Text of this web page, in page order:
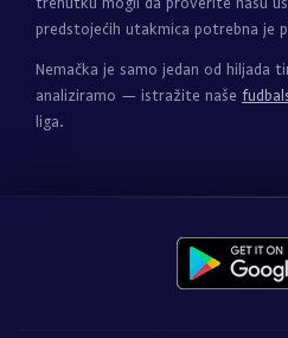
predstojećih utakmica potrebna je
Nemačka je samo jedan od hiljada
analiziramo — istražite naše
liga.